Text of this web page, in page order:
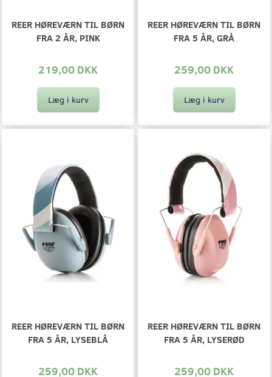
REER HØREVÆRN TIL BØRN
FRA 2 ÅR, PINK
219,00 DKK
Læg i kurv
REER HØREVÆRN TIL BØRN
FRA 5 ÅR, GRÅ
259,00 DKK
Læg i kurv
REER HØREVÆRN TIL BØRN
FRA 5 ÅR, LYSEBLÅ
259,00 DKK
REER HØREVÆRN TIL BØRN
FRA 5 ÅR, LYSERØD
259,00 DKK